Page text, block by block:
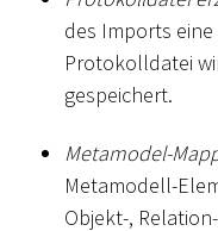
des Imports
Protokolldatei
gespeichert.
Metamodel-
Metamodell-
Objekt-,